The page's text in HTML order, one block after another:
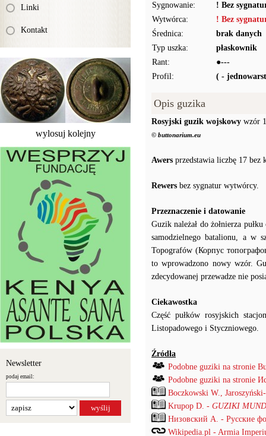
Linki
Kontakt
wylosuj kolejny
Newsletter
podaj email:
Sygnowanie:
! Bez
Wytwórca:
! Bez
Średnica:
brak danych
Typ uszka:
płaskownik
Rant:
●---
Profil:
( -
Opis guzika
Rosyjski guzik wojskowy wzór
© buttonarium.eu
Awers przedstawia liczbę 17 bez
Rewers bez sygnatur wytwórcy.
Przeznaczenie i datowanie
Guzik należał do żołnierza
samodzielnego batalionu, a w
Topografów (Корпус
to wprowadzono nowy wzór.
zdecydowanej przewadze nie
Ciekawostka
Część pułków rosyjskich
Listopadowego i Styczniowego.
Źródła
Podobne guziki na stronie
Podobne guziki na stronie
Boczkowski W.,
Krupop D. - GUZIKI
Низовский А. - Русские
Wikipedia.pl - Armia